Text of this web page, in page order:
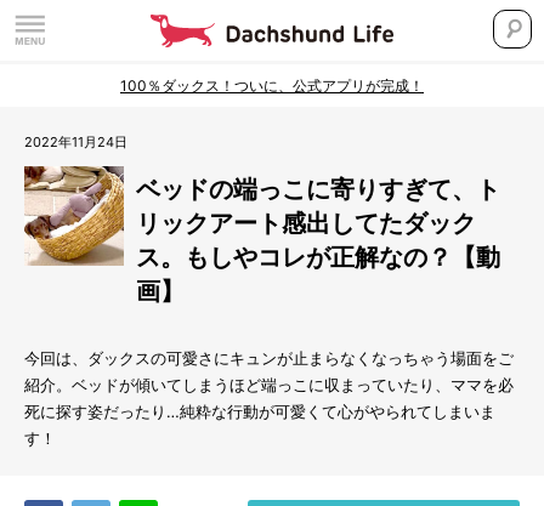
100％ダックス！ついに、公式アプリが完成！
2022年11月24日
ベッドの端っこに寄りすぎて、ト
リックアート感出してたダック
ス。もしやコレが正解なの？【動
画】
今回は、ダックスの可愛さにキュンが止まらなくなっちゃう場面をご
紹介。ベッドが傾いてしまうほど端っこに収まっていたり、ママを必
死に探す姿だったり…純粋な行動が可愛くて心がやられてしまいま
す！